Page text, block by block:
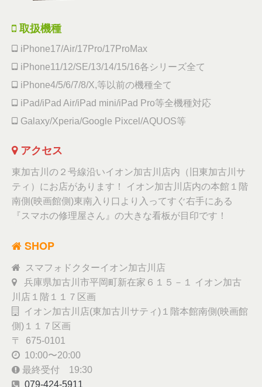
取扱機種
iPhone17/Air/17Pro/17ProMax
iPhone11/12/SE/13/14/15/16各シリーズ全て
iPhone4/5/6/7/8/X,等以前の機種全て
iPad/iPad Air/iPad mini/iPad Pro等全機種対応
Galaxy/Xperia/Google Pixcel/AQUOS等
アクセス
東加古川の２号線沿いイオン加古川店内（旧東加古川サ
ティ）にお店があります！ イオン加古川店内の本館１階
南側(映画館側)東南入り口より入ってすぐ右手にある
『スマホの修理屋さん』の大きな看板が目印です！
SHOP
スマフォドクターイオン加古川店
兵庫県加古川市平岡町新在家６１５－１ イオン加古
川店１階１１７区画
イオン加古川店(東加古川サティ)１階本館南側(映画館
側)１１７区画
〒 675-0101
10:00〜20:00
最終受付 19:30
079-424-5911